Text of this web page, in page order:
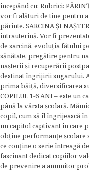
începând cu: Rubrici:
vor fi alături de tine pentru
părinte. SARCINA ŞI
intrauterină. Vor fi
de sarcină, evoluţia fătului
sănătate, pregătire pentru
naşterii şi recuperării
destinat îngrijirii sugarului.
prima băiţă, diversificarea
COPILUL 1-6 ANI – este
până la vârsta şcolară.
copil, cum să îl îngrijească în
un capitol captivant în care
obţine performanţe şcolare
ce conţine o serie întreagă
fascinant dedicat copiilor
de prevenire a anumitor